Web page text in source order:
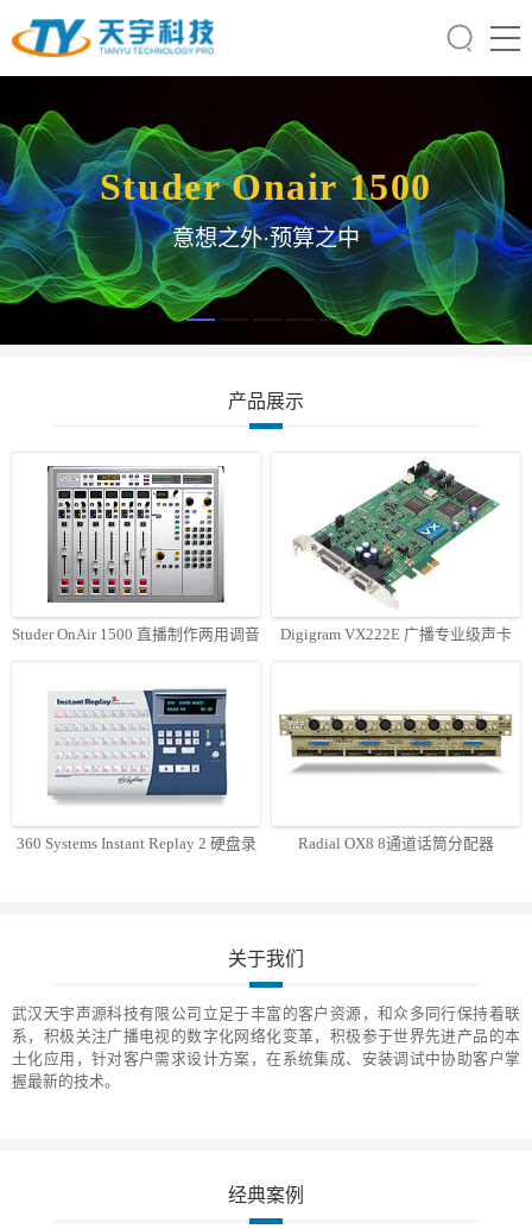
Studer Onair 1500
意想之外·预算之中
产品展示
Studer OnAir 1500 直播制作两用调音
台
Digigram VX222E 广播专业级声卡
360 Systems Instant Replay 2 硬盘录
Radial OX8 8通道话筒分配器
关于我们
武汉天宇声源科技有限公司立足于丰富的客户资源，和众多同行保持着联
系，积极关注广播电视的数字化网络化变革，积极参于世界先进产品的本
土化应用，针对客户需求设计方案，在系统集成、安装调试中协助客户掌
握最新的技术。
经典案例